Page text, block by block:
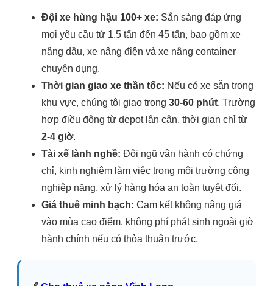
Đội xe hùng hậu 100+ xe: Sẵn sàng đáp ứng
mọi yêu cầu từ 1.5 tấn đến 45 tấn, bao gồm xe
nâng dầu, xe nâng điện và xe nâng container
chuyên dụng.
Thời gian giao xe thần tốc: Nếu có xe sẵn trong
khu vực, chúng tôi giao trong 30-60 phút. Trường
hợp điều động từ depot lân cận, thời gian chỉ từ
2-4 giờ.
Tài xế lành nghề: Đội ngũ vận hành có chứng
chỉ, kinh nghiệm làm việc trong môi trường công
nghiệp nặng, xử lý hàng hóa an toàn tuyệt đối.
Giá thuê minh bạch: Cam kết không nâng giá
vào mùa cao điểm, không phí phát sinh ngoài giờ
hành chính nếu có thỏa thuận trước.